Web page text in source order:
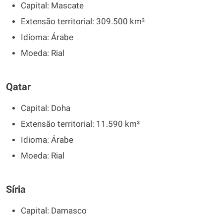
Capital: Mascate
Extensão territorial: 309.500 km²
Idioma: Árabe
Moeda: Rial
Qatar
Capital: Doha
Extensão territorial: 11.590 km²
Idioma: Árabe
Moeda: Rial
Síria
Capital: Damasco